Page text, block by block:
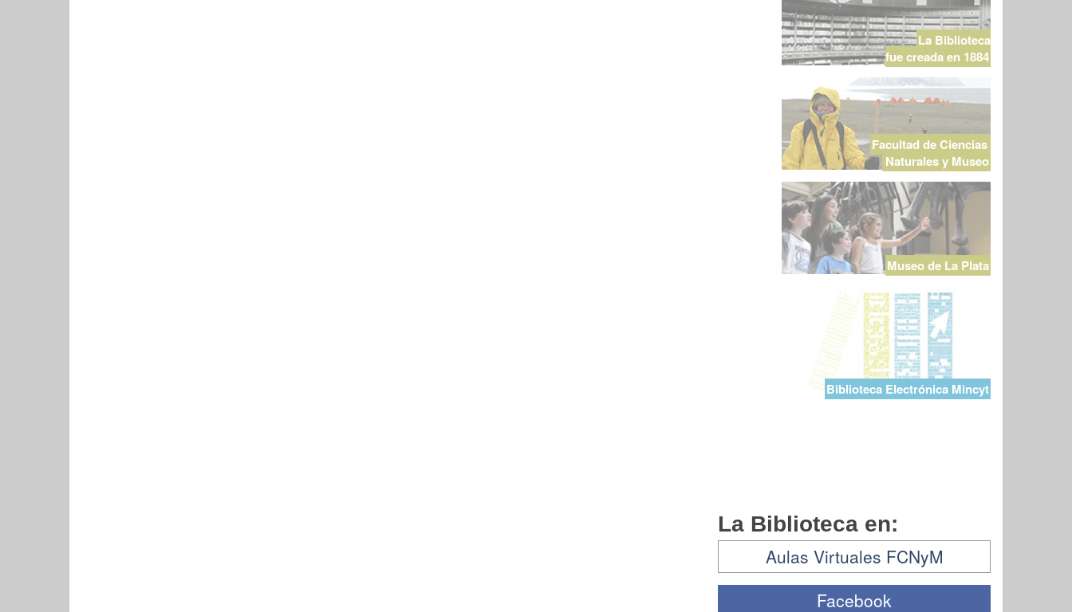
La Biblioteca
fue creada en 1884
Facultad de Ciencias
Naturales y Museo
Museo de La Plata
Biblioteca Electrónica Mincyt
La Biblioteca en:
Aulas Virtuales FCNyM
Facebook